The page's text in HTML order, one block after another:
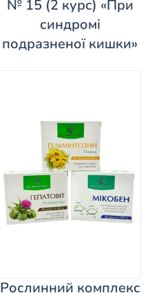
№ 15 (2 курс) «При
синдромі
подразненої кишки»
Рослинний комплекс